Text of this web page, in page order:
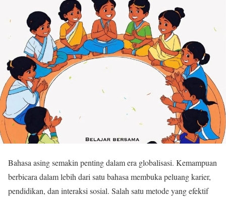
Bahasa asing semakin penting dalam era globalisasi. Kemampuan
berbicara dalam lebih dari satu bahasa membuka peluang karier,
pendidikan, dan interaksi sosial. Salah satu metode yang efektif